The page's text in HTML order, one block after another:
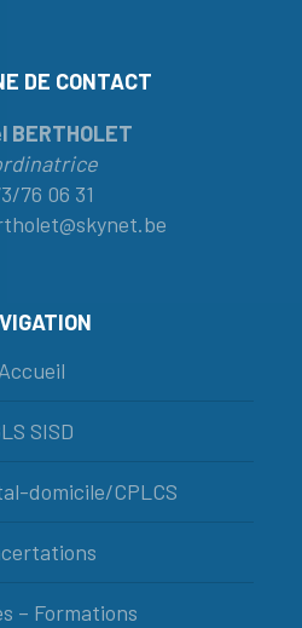
DE CONTACT
BERTHOLET
76 06 31
Accueil
SISD
domicile/CPLCS
– Formations